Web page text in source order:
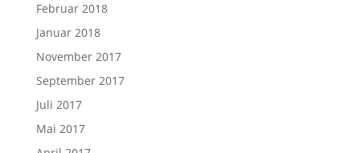
Februar 2018
Januar 2018
November 2017
September 2017
Juli 2017
Mai 2017